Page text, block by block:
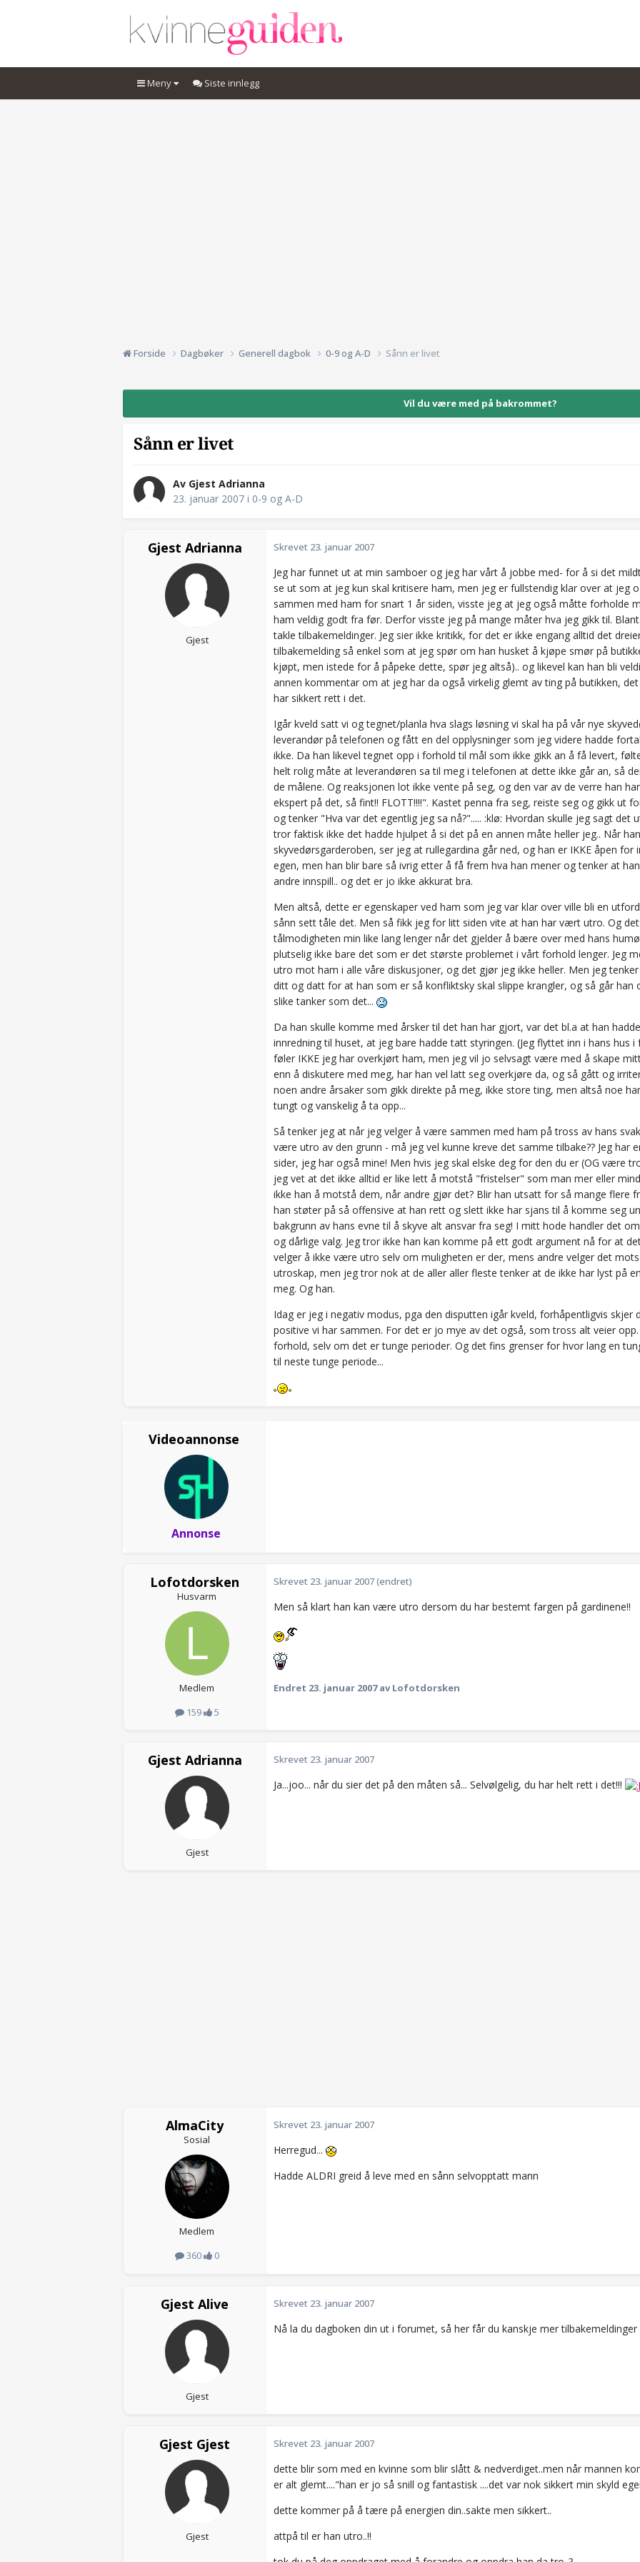
Meny Siste innlegg
Forside Dagbøker Generell dagbok 0-9 og A-D Sånn er livet
Vil du være med på bakrommet?
Sånn er livet
Av Gjest Adrianna
23. januar 2007 i 0-9 og A-D
Gjest Adrianna
Gjest
Skrevet 23. januar 2007
Jeg har funnet ut at min samboer og jeg har vårt å jobbe med- for å si det
se ut som at jeg kun skal kritisere ham, men jeg er fullstendig klar over at jeg
sammen med ham for snart 1 år siden, visste jeg at jeg også måtte forholde
ham veldig godt fra før. Derfor visste jeg på mange måter hva jeg gikk til.
takle tilbakemeldinger. Jeg sier ikke kritikk, for det er ikke engang alltid det
tilbakemelding så enkel som at jeg spør om han husket å kjøpe smør på
kjøpt, men istede for å påpeke dette, spør jeg altså).. og likevel kan han bli
annen kommentar om at jeg har da også virkelig glemt av ting på butikken,
har sikkert rett i det.
Igår kveld satt vi og tegnet/planla hva slags løsning vi skal ha på vår nye
leverandør på telefonen og fått en del opplysninger som jeg videre hadde
ikke. Da han likevel tegnet opp i forhold til mål som ikke gikk an å få levert,
helt rolig måte at leverandøren sa til meg i telefonen at dette ikke går an, så
de målene. Og reaksjonen lot ikke vente på seg, og den var av de verre han
ekspert på det, så fint!! FLOTT!!!!". Kastet penna fra seg, reiste seg og gikk ut
og tenker "Hva var det egentlig jeg sa nå?"..... :klø: Hvordan skulle jeg sagt det
tror faktisk ikke det hadde hjulpet å si det på en annen måte heller jeg.. Når
skyvedørsgarderoben, ser jeg at rullegardina går ned, og han er IKKE åpen
egen, men han blir bare så ivrig etter å få frem hva han mener og tenker at
andre innspill.. og det er jo ikke akkurat bra.
Men altså, dette er egenskaper ved ham som jeg var klar over ville bli en
sånn sett tåle det. Men så fikk jeg for litt siden vite at han har vært utro. Og
tålmodigheten min like lang lenger når det gjelder å bære over med hans
plutselig ikke bare det som er det største problemet i vårt forhold lenger. Jeg
utro mot ham i alle våre diskusjoner, og det gjør jeg ikke heller. Men jeg
ditt og datt for at han som er så konfliktsky skal slippe krangler, og så går han
slike tanker som det...
Da han skulle komme med årsker til det han har gjort, var det bl.a at han
innredning til huset, at jeg bare hadde tatt styringen. (Jeg flyttet inn i hans hus
føler IKKE jeg har overkjørt ham, men jeg vil jo selvsagt være med å skape
enn å diskutere med meg, har han vel latt seg overkjøre da, og så gått og
noen andre årsaker som gikk direkte på meg, ikke store ting, men altså noe
tungt og vanskelig å ta opp...
Så tenker jeg at når jeg velger å være sammen med ham på tross av hans
være utro av den grunn - må jeg vel kunne kreve det samme tilbake?? Jeg har
sider, jeg har også mine! Men hvis jeg skal elske deg for den du er (OG være
jeg vet at det ikke alltid er like lett å motstå "fristelser" som man mer eller
ikke han å motstå dem, når andre gjør det? Blir han utsatt for så mange flere
han støter på så offensive at han rett og slett ikke har sjans til å komme seg
bakgrunn av hans evne til å skyve alt ansvar fra seg! I mitt hode handler det
og dårlige valg. Jeg tror ikke han kan komme på ett godt argument nå for at
velger å ikke være utro selv om muligheten er der, mens andre velger det
utroskap, men jeg tror nok at de aller aller fleste tenker at de ikke har lyst på
meg. Og han.
Idag er jeg i negativ modus, pga den disputten igår kveld, forhåpentligvis
positive vi har sammen. For det er jo mye av det også, som tross alt veier
forhold, selv om det er tunge perioder. Og det fins grenser for hvor lang en
til neste tunge periode...
Videoannonse
Annonse
Lofotdorsken
Husvarm
Medlem
159
5
Skrevet 23. januar 2007(endret)
Men så klart han kan være utro dersom du har bestemt fargen på gardinene!!
Endret 23. januar 2007av Lofotdorsken
Gjest Adrianna
Gjest
Skrevet 23. januar 2007
Ja...joo... når du sier det på den måten så... Selvølgelig, du har helt rett i det!!!
AlmaCity
Sosial
Medlem
360
0
Skrevet 23. januar 2007
Herregud...
Hadde ALDRI greid å leve med en sånn selvopptatt mann
Gjest Alive
Gjest
Skrevet 23. januar 2007
Nå la du dagboken din ut i forumet, så her får du kanskje mer
Gjest Gjest
Gjest
Skrevet 23. januar 2007
dette blir som med en kvinne som blir slått & nedverdiget..men når mannen
er alt glemt...."han er jo så snill og fantastisk ....det var nok sikkert min skyld
dette kommer på å tære på energien din..sakte men sikkert..
attpå til er han utro..!!